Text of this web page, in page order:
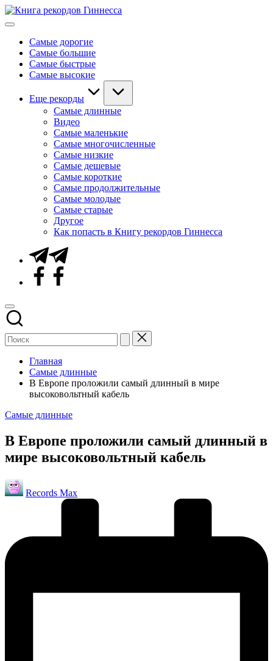
Перейти
к
Мировые
ГиннессаСамые дорогие
Самые большие
Самые быстрые
Самые высокие
Еще рекорды
Самые длинные
Видео
Самые маленькие
Самые многочисленные
Самые низкие
Самые дешевые
Самые короткие
Самые продолжительные
Самые молодые
Самые старые
Другое
Как попасть в Книгу рекордов Гиннесса
Telegram
Facebook
Главная
Самые длинные
В Европе проложили самый длинный в мире
высоковольтный кабель
Опубликовано
Самые длинные
В Европе проложили самый длинный в
мире высоковольтный кабель
Запись
от
Records Max